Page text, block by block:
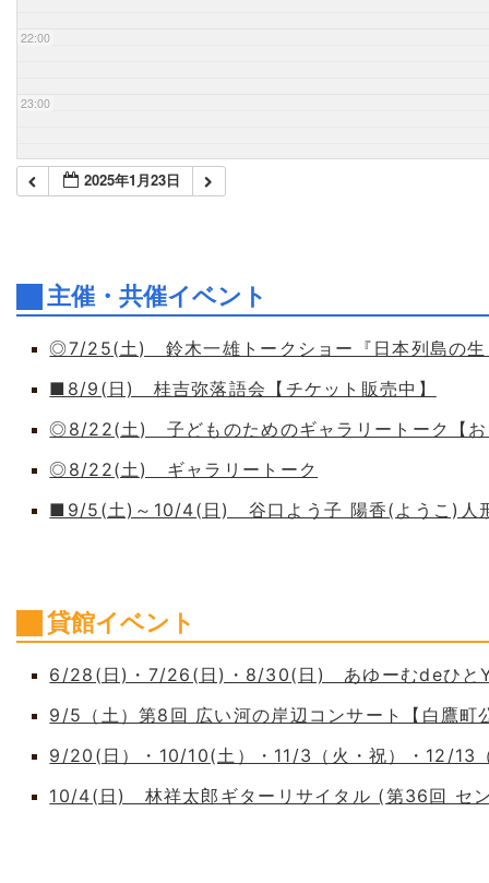
22:00
23:00
2025年1月23日
主催・共催イベント
◎7/25(土) 鈴木一雄トークショー『日本列島の生
■8/9(日) 桂吉弥落語会【チケット販売中】
◎8/22(土) 子どものためのギャラリートーク【お
◎8/22(土) ギャラリートーク
■9/5(土)～10/4(日) 谷口よう子 陽香(ようこ)人
貸館イベント
6/28(日)・7/26(日)・8/30(日) あゆーむdeひと
9/5（土）第8回 広い河の岸辺コンサート【白鷹町
9/20(日）・10/10(土）・11/3（火・祝）・12/
10/4(日) 林祥太郎ギターリサイタル (第36回 セ